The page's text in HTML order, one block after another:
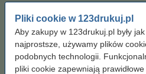
Pliki cookie w 123drukuj.pl
Aby zakupy w 123drukuj.pl były jak
najprostsze, używamy plików
podobnych technologii.
pliki cookie zapewniają prawidłowe
26) kolorowy
XL czarny i kolorowy
Kliknij i sprawdź